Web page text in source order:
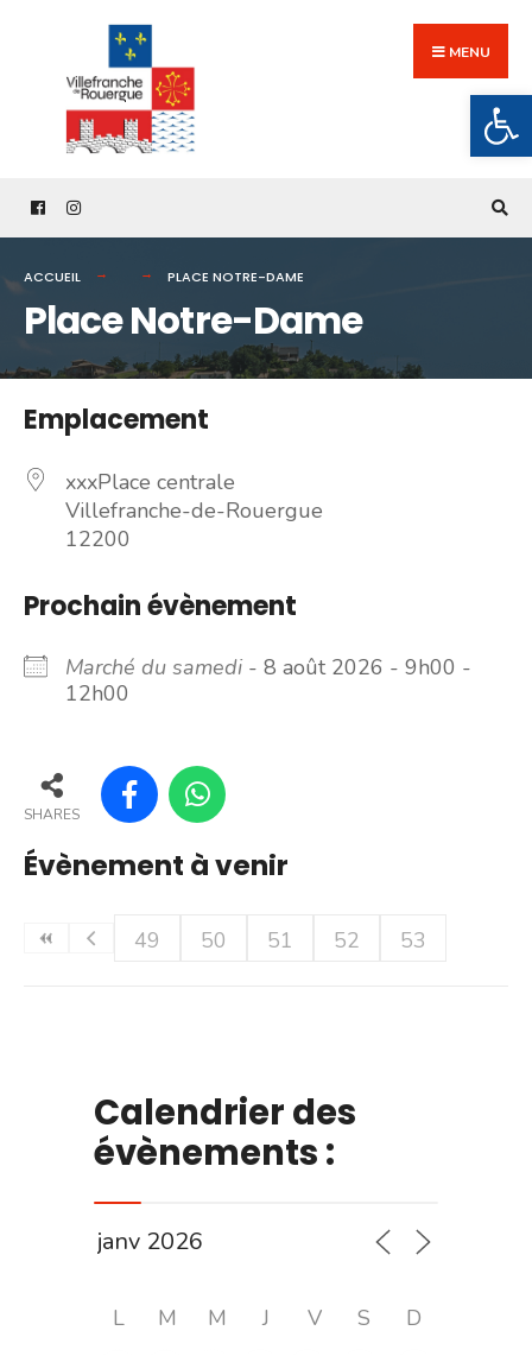
content
MENU
ACCUEIL PLACE NOTRE-DAME
Place Notre-Dame
Emplacement
xxxPlace centrale
Villefranche-de-Rouergue
12200
Prochain évènement
Marché du samedi - 8 août 2026 - 9h00 -
12h00
SHARES
Évènement à venir
49 50 51 52 53
Calendrier des
évènements :
L M M J V S D